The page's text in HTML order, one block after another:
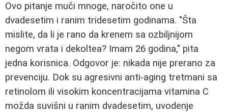
Ovo pitanje muči mnoge, naročito one u
dvadesetim i ranim tridesetim godinama. "Šta
mislite, da li je rano da krenem sa ozbiljnijom
negom vrata i dekoltea? Imam 26 godina," pita
jedna korisnica. Odgovor je: nikada nije prerano za
prevenciju. Dok su agresivni anti-aging tretmani sa
retinolom ili visokim koncentracijama vitamina C
možda suvišni u ranim dvadesetim, uvodenje